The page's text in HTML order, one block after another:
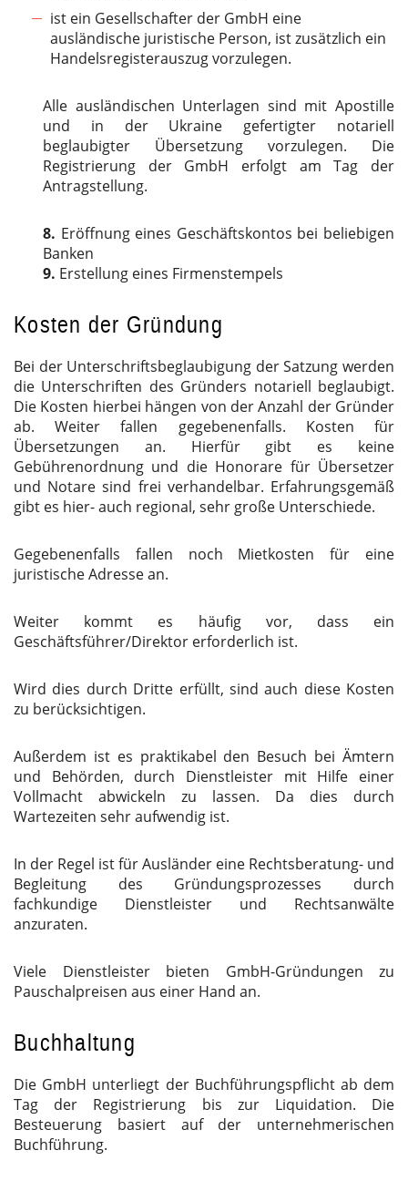
ist ein Gesellschafter der GmbH eine
ausländische juristische Person, ist zusätzlich ein
Handelsregisterauszug vorzulegen.
Alle ausländischen Unterlagen sind mit Apostille
und in der Ukraine gefertigter notariell
beglaubigter Übersetzung vorzulegen. Die
Registrierung der GmbH erfolgt am Tag der
Antragstellung.
8. Eröffnung eines Geschäftskontos bei beliebigen
Banken
9. Erstellung eines Firmenstempels
Kosten der Gründung
Bei der Unterschriftsbeglaubigung der Satzung werden
die Unterschriften des Gründers notariell beglaubigt.
Die Kosten hierbei hängen von der Anzahl der Gründer
ab. Weiter fallen gegebenenfalls. Kosten für
Übersetzungen an. Hierfür gibt es keine
Gebührenordnung und die Honorare für Übersetzer
und Notare sind frei verhandelbar. Erfahrungsgemäß
gibt es hier- auch regional, sehr große Unterschiede.
Gegebenenfalls fallen noch Mietkosten für eine
juristische Adresse an.
Weiter kommt es häufig vor, dass ein
Geschäftsführer/Direktor erforderlich ist.
Wird dies durch Dritte erfüllt, sind auch diese Kosten
zu berücksichtigen.
Außerdem ist es praktikabel den Besuch bei Ämtern
und Behörden, durch Dienstleister mit Hilfe einer
Vollmacht abwickeln zu lassen. Da dies durch
Wartezeiten sehr aufwendig ist.
In der Regel ist für Ausländer eine Rechtsberatung- und
Begleitung des Gründungsprozesses durch
fachkundige Dienstleister und Rechtsanwälte
anzuraten.
Viele Dienstleister bieten GmbH-Gründungen zu
Pauschalpreisen aus einer Hand an.
Buchhaltung
Die GmbH unterliegt der Buchführungspflicht ab dem
Tag der Registrierung bis zur Liquidation. Die
Besteuerung basiert auf der unternehmerischen
Buchführung.